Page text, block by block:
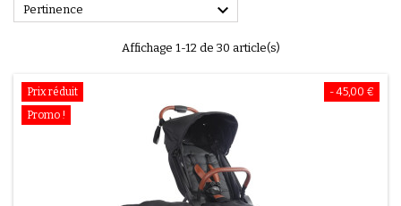
Pertinence 
Affichage 1-12 de 30 article(s)
- 45,00 €
Prix réduit
Promo !